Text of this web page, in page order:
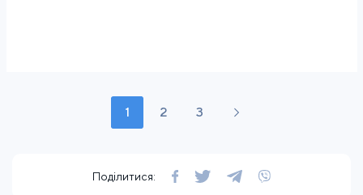
1 2 3
Поділитися: